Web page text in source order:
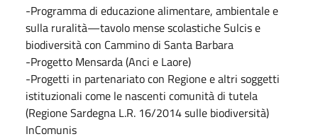
-Programma di educazione alimentare, ambientale e
sulla ruralità—tavolo mense scolastiche Sulcis e
biodiversità con Cammino di Santa Barbara
-Progetto Mensarda (Anci e Laore)
-Progetti in partenariato con Regione e altri soggetti
istituzionali come le nascenti comunità di tutela
(Regione Sardegna L.R. 16/2014 sulle biodiversità)
InComunis